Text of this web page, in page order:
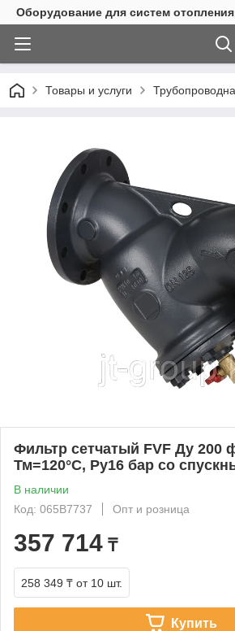
Оборудование для систем
Товары и услуги
Фильтр сетчатый FVF Ду 200
Тм=120°С, Ру16 бар со
В наличии
Код: 065B7737
Опт и розница
357 714 ₸
258 349 ₸ от 10 шт.
Купить